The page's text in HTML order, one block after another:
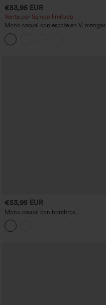
€53,95 EUR
Venta por tiempo limitado
Mono casual con escote en V, mangas
largas, bolsillos y pierna ancha
€53,95 EUR
Mono casual con hombros
descubiertos, manga corta, sujetador
incorporado y bolsillos - Edición Easy
Peezy